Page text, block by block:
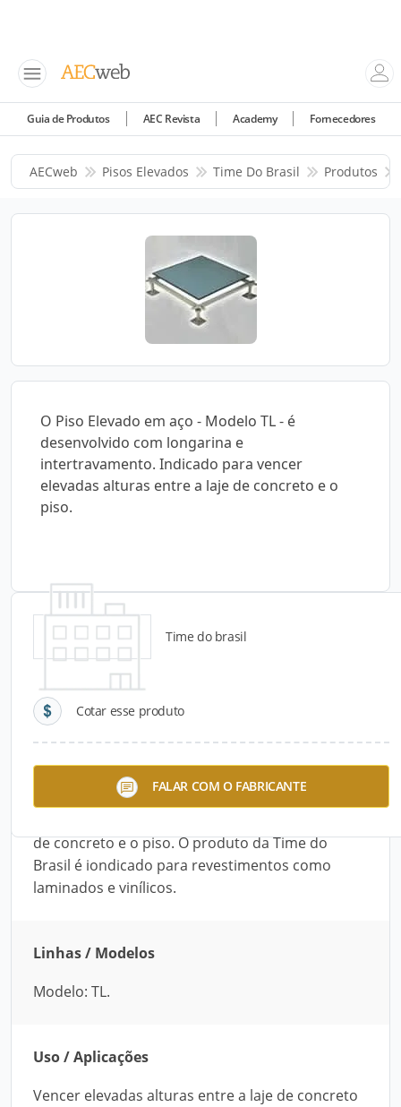
Guia de Produtos AEC Revista Academy Fornecedores
AECweb Pisos Elevados Time Do Brasil Produtos
O Piso Elevado em aço - Modelo TL - é
desenvolvido com longarina e
intertravamento. Indicado para vencer
elevadas alturas entre a laje de concreto e o
piso.
Time do brasil
Cotar esse produto
FALAR COM O FABRICANTE
Detalhes do produto
Descrição do Produto
O Piso Elevado em Aço – Modelo TL – é
desenvolvido com longarina e intertravamento. É
de concreto e o piso. O produto da Time do
Brasil é iondicado para revestimentos como
laminados e vinílicos.
Linhas / Modelos
Modelo: TL.
Uso / Aplicações
Vencer elevadas alturas entre a laje de concreto